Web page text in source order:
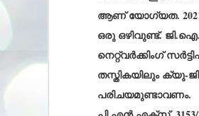
ആണ് യോഗ്യത. 2021
ഒരു ഒഴിവുണ്ട്.
നെറ്റ്‌വർക്കിംഗ്
തസ്തികയിലും ക്യു-
പരിചയമുണ്ടാവണം.